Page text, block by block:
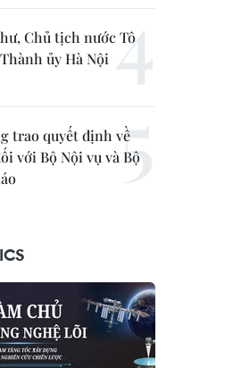
Chủ tịch nước Tô
ủy Hà Nội
trao quyết định về
với Bộ Nội vụ và Bộ